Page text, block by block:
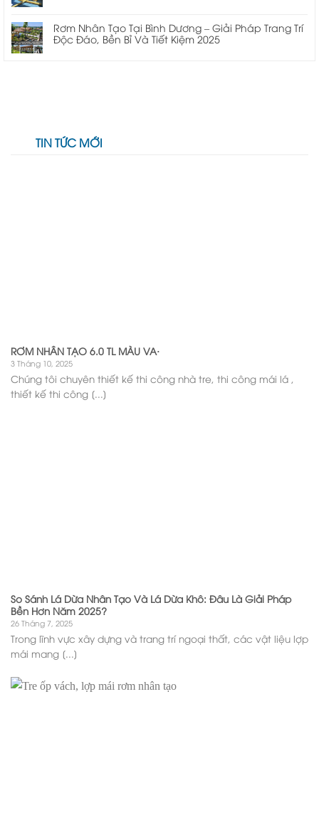
Rơm Nhân Tạo Tại Bình Dương – Giải Pháp Trang Trí
Độc Đáo, Bền Bỉ Và Tiết Kiệm 2025
TIN TỨC MỚI
RƠM NHÂN TẠO 6.0 TL MÀU VA·
3 Tháng 10, 2025
Chúng tôi chuyên thiết kế thi công nhà tre, thi công mái lá ,
thiết kế thi công [...]
So Sánh Lá Dừa Nhân Tạo Và Lá Dừa Khô: Đâu Là Giải Pháp
Bền Hơn Năm 2025?
26 Tháng 7, 2025
Trong lĩnh vực xây dựng và trang trí ngoại thất, các vật liệu lợp
mái mang [...]